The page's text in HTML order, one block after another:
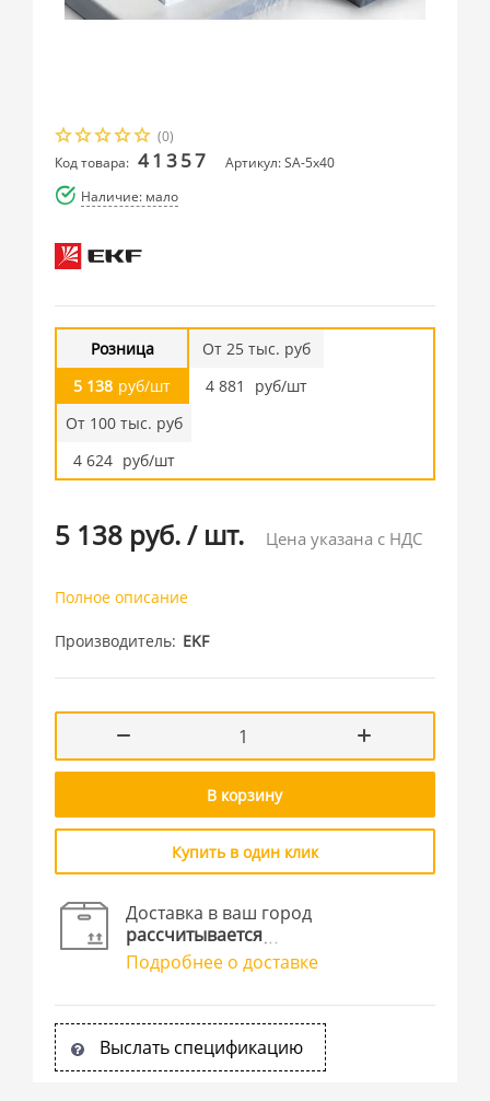
(0)
Код товара: 41357
Артикул: SA-5x40
Наличие: мало
Розница
5 138 руб/шт
От 25 тыс. руб
4 881
руб/шт
От 100 тыс. руб
4 624 руб/шт
5 138 руб./ шт. Цена указана с НДС
Полное описание
Производитель EKF
В корзину
Купить в один клик
Доставка в ваш город
рассчитывается
Подробнее о доставке
Выслать спецификацию